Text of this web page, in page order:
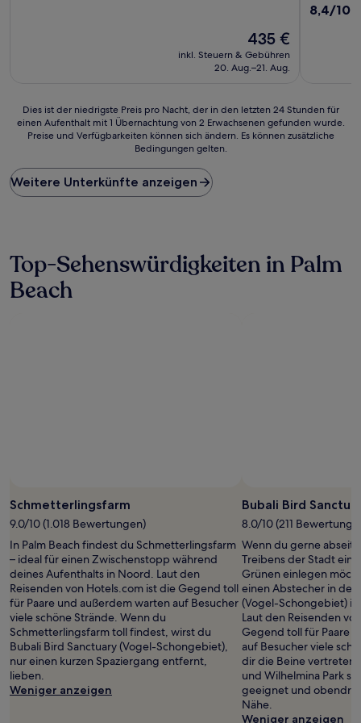
Der
Preis
beträgt
435 €
inkl. Steuern & Gebühren
20. Aug.–21. Aug.
8.4
8,4/10
Dies
ist
Preis
pro
Nacht,
letzten
24 Stunden
für
einen
Es
können
zusätzliche
Bedingungen
gelten.
Dies ist der niedrigste Preis pro Nacht, der in den letzten 24 Stunden für
einen Aufenthalt mit 1 Übernachtung von 2 Erwachsenen gefunden wurde.
Preise und Verfügbarkeiten können sich ändern. Es können zusätzliche
Bedingungen gelten.
Weitere Unterkünfte anzeigen
Top-Sehenswürdigkeiten in Palm
Beach
Schmetterlingsfarm
9.0/10 (1.018 Bewertungen)
In Palm Beach findest du Schmetterlingsfarm
– ideal für einen Zwischenstopp während
deines Aufenthalts in Noord. Laut den
Reisenden von Hotels.com ist die Gegend toll
für Paare und außerdem warten auf Besucher
viele schöne Strände. Wenn du
Schmetterlingsfarm toll findest, wirst du
Bubali Bird Sanctuary (Vogel-Schongebiet),
nur einen kurzen Spaziergang entfernt,
lieben.
Weniger anzeigen
Bubali Bird
8.0/10 (211
Wenn du gerne
Treibens der Stadt
Grünen einlegen
einen Abstecher in
(Vogel-Schongebiet) in
Laut den Reisenden
Gegend toll für Paare
auf Besucher viele
dir die Beine vertreten
und Wilhelmina Park
geeignet und
Nähe.
Weniger anzeigen